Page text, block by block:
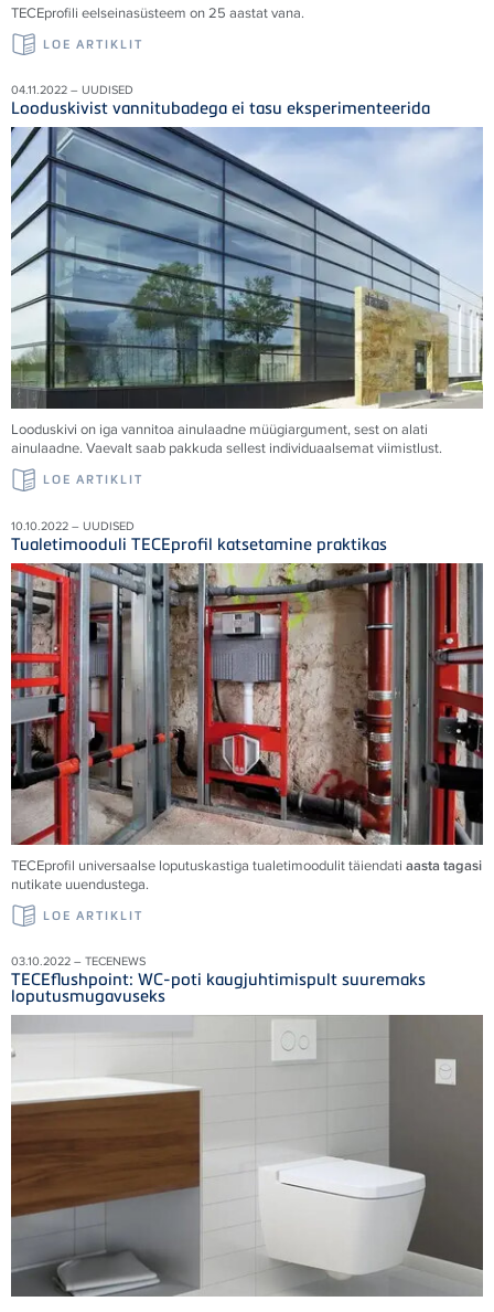
TECEprofili eelseinasüsteem on 25 aastat vana.
LOE ARTIKLIT
04.11.2022 – UUDISED
Looduskivist vannitubadega ei tasu eksperimenteerida
Looduskivi on iga vannitoa ainulaadne müügiargument, sest on alati
ainulaadne. Vaevalt saab pakkuda sellest individuaalsemat viimistlust.
LOE ARTIKLIT
10.10.2022 – UUDISED
Tualetimooduli TECEprofil katsetamine praktikas
TECEprofil universaalse loputuskastiga tualetimoodulit täiendati aasta tagasi
nutikate uuendustega.
LOE ARTIKLIT
03.10.2022 – TECENEWS
TECEflushpoint: WC-poti kaugjuhtimispult suuremaks
loputusmugavuseks